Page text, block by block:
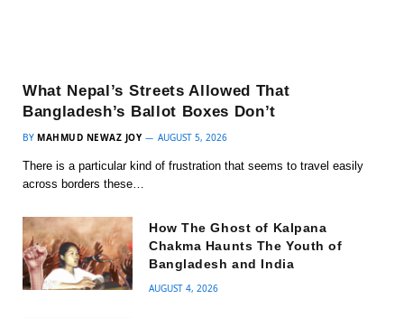
What Nepal’s Streets Allowed That
Bangladesh’s Ballot Boxes Don’t
BY MAHMUD NEWAZ JOY AUGUST 5, 2026
There is a particular kind of frustration that seems to travel easily
across borders these…
How The Ghost of Kalpana
Chakma Haunts The Youth of
Bangladesh and India
AUGUST 4, 2026